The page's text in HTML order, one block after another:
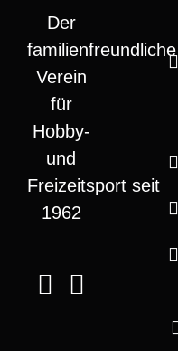
Der
familienfreundliche
Verein
für
Hobby-
und
Freizeitsport seit
1962